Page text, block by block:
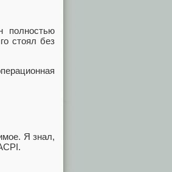
полностью
стоял без
Я знал,